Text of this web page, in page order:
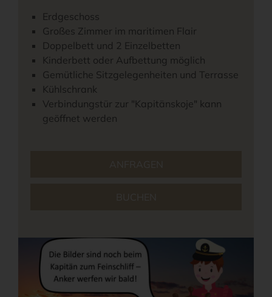
Erdgeschoss
Großes Zimmer im maritimen Flair
Doppelbett und 2 Einzelbetten
Kinderbett oder Aufbettung möglich
Gemütliche Sitzgelegenheiten und Terrasse
Kühlschrank
Verbindungstür zur "Kapitänskoje" kann
geöffnet werden